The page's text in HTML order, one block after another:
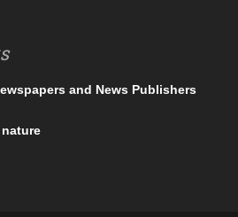
and News Publishers